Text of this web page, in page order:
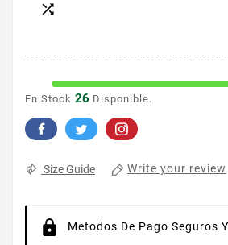

En Stock 26 Disponible.
Size Guide Write your review
Metodos De Pago Seguros